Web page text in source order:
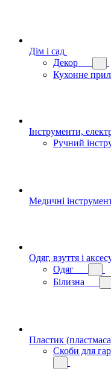
Дім і сад
Декор
Кухонне
Інструменти,
Ручний
Медичні
Одяг, взуття і
Одяг
Білизна
Пластик
Скоби для